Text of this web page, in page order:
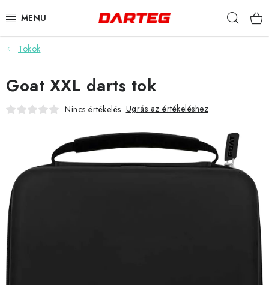
tartalomhoz
DARTS
DARTS TÁBLÁK
TARTOZÉKOK A TÁBLÁKHOZ
HEGYEK
SZÁRAK
Tokok
Goat XXL darts tok
Nincs értékelés Ugrás az értékeléshez